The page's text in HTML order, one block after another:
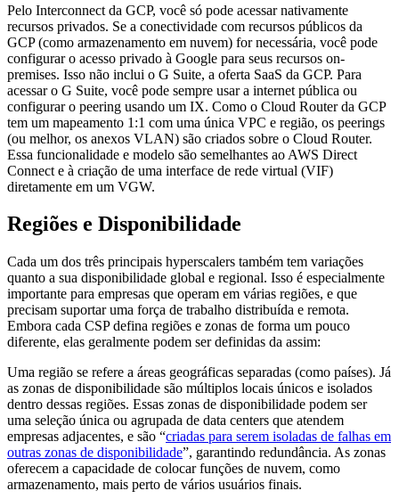
Pelo Interconnect da GCP, você só pode acessar nativamente
recursos privados. Se a conectividade com recursos públicos da
GCP (como armazenamento em nuvem) for necessária, você pode
configurar o acesso privado à Google para seus recursos on-
premises. Isso não inclui o G Suite, a oferta SaaS da GCP. Para
acessar o G Suite, você pode sempre usar a internet pública ou
configurar o peering usando um IX. Como o Cloud Router da GCP
tem um mapeamento 1:1 com uma única VPC e região, os peerings
(ou melhor, os anexos VLAN) são criados sobre o Cloud Router.
Essa funcionalidade e modelo são semelhantes ao AWS Direct
Connect e à criação de uma interface de rede virtual (VIF)
diretamente em um VGW.
Regiões e Disponibilidade
Cada um dos três principais hyperscalers também tem variações
quanto a sua disponibilidade global e regional. Isso é especialmente
importante para empresas que operam em várias regiões, e que
precisam suportar uma força de trabalho distribuída e remota.
Embora cada CSP defina regiões e zonas de forma um pouco
diferente, elas geralmente podem ser definidas da assim:
Uma região se refere a áreas geográficas separadas (como países). Já
as zonas de disponibilidade são múltiplos locais únicos e isolados
dentro dessas regiões. Essas zonas de disponibilidade podem ser
uma seleção única ou agrupada de data centers que atendem
empresas adjacentes, e são “criadas para serem isoladas de falhas em
outras zonas de disponibilidade”, garantindo redundância. As zonas
oferecem a capacidade de colocar funções de nuvem, como
armazenamento, mais perto de vários usuários finais.